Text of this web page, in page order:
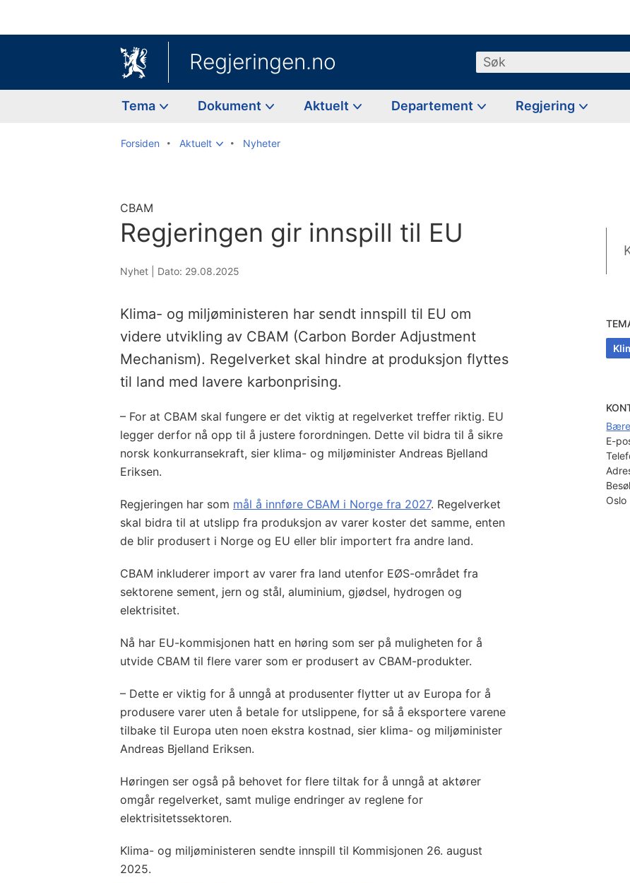
Regjeringen.no Søk
Tema Dokument Aktuelt Departement Regjering
Forsiden Aktuelt Nyheter
CBAM
Regjeringen gir innspill til EU
Nyhet | Dato: 29.08.2025
Klima- og miljøministeren har sendt innspill til EU om
videre utvikling av CBAM (Carbon Border Adjustment
Mechanism). Regelverket skal hindre at produksjon flyttes
til land med lavere karbonprising.
– For at CBAM skal fungere er det viktig at regelverket treffer riktig. EU
legger derfor nå opp til å justere forordningen. Dette vil bidra til å sikre
norsk konkurransekraft, sier klima- og miljøminister Andreas Bjelland
Eriksen.
Regjeringen har som mål å innføre CBAM i Norge fra 2027. Regelverket
skal bidra til at utslipp fra produksjon av varer koster det samme, enten
de blir produsert i Norge og EU eller blir importert fra andre land.
CBAM inkluderer import av varer fra land utenfor EØS-området fra
sektorene sement, jern og stål, aluminium, gjødsel, hydrogen og
elektrisitet.
Nå har EU-kommisjonen hatt en høring som ser på muligheten for å
utvide CBAM til flere varer som er produsert av CBAM-produkter.
– Dette er viktig for å unngå at produsenter flytter ut av Europa for å
produsere varer uten å betale for utslippene, for så å eksportere varene
tilbake til Europa uten noen ekstra kostnad, sier klima- og miljøminister
Andreas Bjelland Eriksen.
Høringen ser også på behovet for flere tiltak for å unngå at aktører
omgår regelverket, samt mulige endringer av reglene for
elektrisitetssektoren.
Klima- og miljøministeren sendte innspill til Kommisjonen 26. august
2025.
E-
Oslo